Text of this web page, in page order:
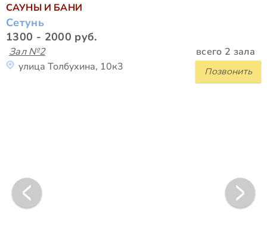
САУНЫ И БАНИ
Сетунь
1300 - 2000 руб.
Зал №2 всего 2 зала
Позвонить
улица Толбухина, 10к3